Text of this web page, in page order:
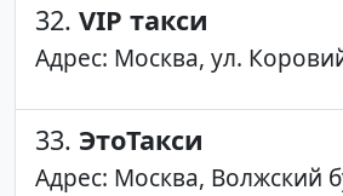
32. VIP такси
Адрес: Москва, ул.
33. ЭтоТакси
Адрес: Москва, Волжский